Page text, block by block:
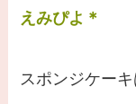
えみぴよ＊
スポンジケーキ